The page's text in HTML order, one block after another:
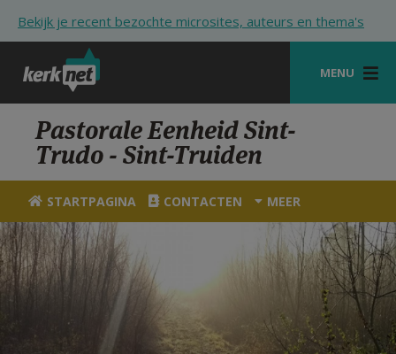
Bekijk je recent bezochte microsites, auteurs en thema's
MENU
STARTPAGINA
KERK
VIERINGEN
SHOP
ZOEKEN
STARTPAGINA PORTAAL
Pastorale Eenheid Sint-
Trudo - Sint-Truiden
STARTPAGINA CONTACTEN MEER